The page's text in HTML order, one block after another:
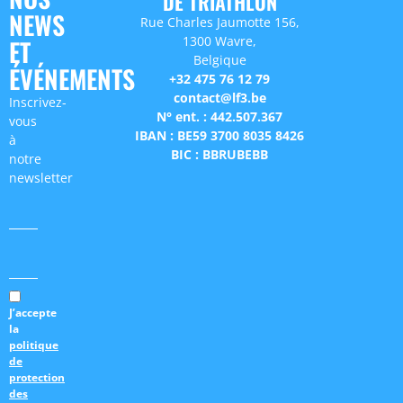
Rue Charles Jaumotte 156,
1300 Wavre,
Belgique
+32 475 76 12 79
contact@lf3.be
N° ent. : 442.507.367
IBAN : BE59 3700 8035 8426
BIC : BBRUBEBB
NEWS
ET
ÉVÉNEMENTS
Inscrivez-
vous
à
notre
newsletter
J’accepte
la
politique
de
protection
des